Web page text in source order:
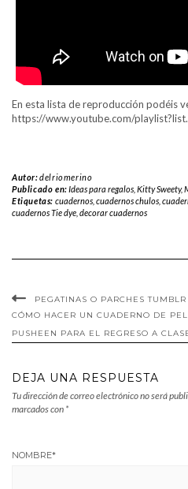
En esta lista de reproducción podéis
https://www.youtube.com/
Autor:delriomerino
Publicado en: Ideas para regalos Kitty Sweety,
Etiquetas: cuadernos, cuadernos chulos,
cuadernos Tie dye decorar cuadernos
PEGATINAS O PARCHES TUMBLR
CÓMO HACER UN CUADERNO DE
PUSHEEN PARA EL REGRESO A
DEJA UNA RESPUESTA
Tu dirección de correo electrónico no será
marcados con *
NOMBRE*